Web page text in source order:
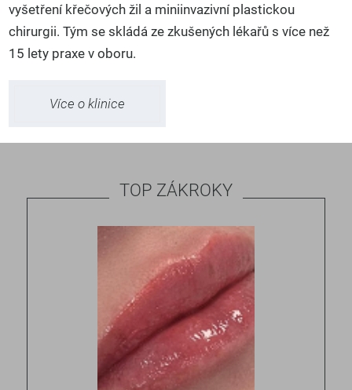
vyšetření křečových žil a miniinvazivní plastickou
chirurgii. Tým se skládá ze zkušených lékařů s více než
15 lety praxe v oboru.
Více o klinice
TOP ZÁKROKY